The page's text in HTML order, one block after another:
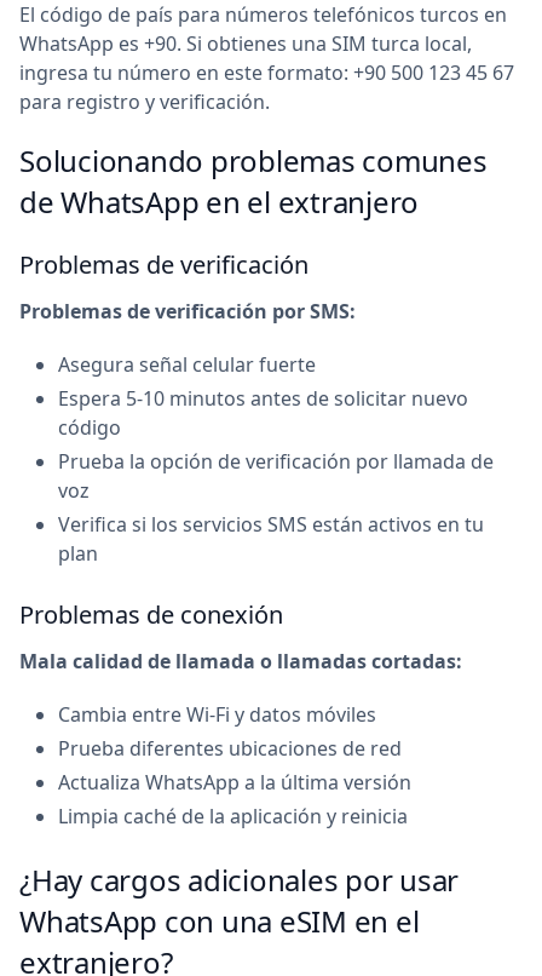
El código de país para números telefónicos turcos en
WhatsApp es +90. Si obtienes una SIM turca local,
ingresa tu número en este formato: +90 500 123 45 67
para registro y verificación.
Solucionando problemas comunes
de WhatsApp en el extranjero
Problemas de verificación
Problemas de verificación por SMS:
Asegura señal celular fuerte
Espera 5-10 minutos antes de solicitar nuevo
código
Prueba la opción de verificación por llamada de
voz
Verifica si los servicios SMS están activos en tu
plan
Problemas de conexión
Mala calidad de llamada o llamadas cortadas:
Cambia entre Wi-Fi y datos móviles
Prueba diferentes ubicaciones de red
Actualiza WhatsApp a la última versión
Limpia caché de la aplicación y reinicia
¿Hay cargos adicionales por usar
WhatsApp con una eSIM en el
extranjero?